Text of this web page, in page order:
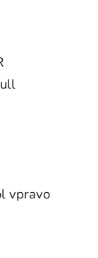
vpravo